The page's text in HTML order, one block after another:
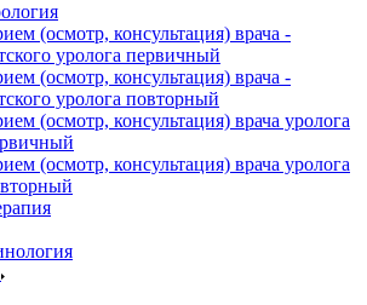
(осмотр, консультация) врача -
уролога первичный
(осмотр, консультация) врача -
уролога повторный
(осмотр, консультация) врача уролога
(осмотр, консультация) врача уролога